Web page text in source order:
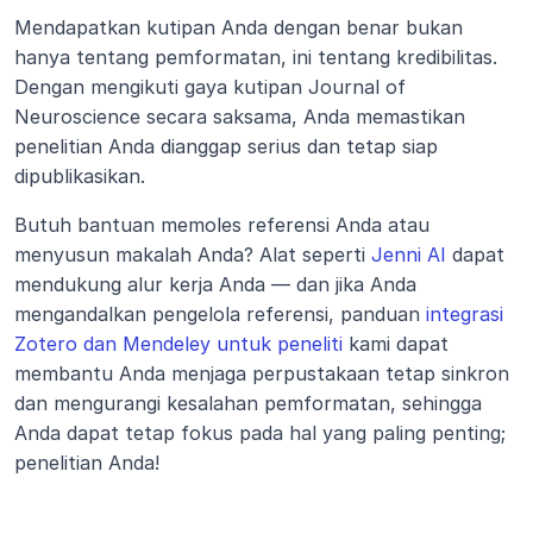
Mendapatkan kutipan Anda dengan benar bukan
hanya tentang pemformatan, ini tentang kredibilitas.
Dengan mengikuti gaya kutipan Journal of
Neuroscience secara saksama, Anda memastikan
penelitian Anda dianggap serius dan tetap siap
dipublikasikan.
Butuh bantuan memoles referensi Anda atau
menyusun makalah Anda? Alat seperti Jenni AI dapat
mendukung alur kerja Anda — dan jika Anda
mengandalkan pengelola referensi, panduan integrasi
Zotero dan Mendeley untuk peneliti kami dapat
membantu Anda menjaga perpustakaan tetap sinkron
dan mengurangi kesalahan pemformatan, sehingga
Anda dapat tetap fokus pada hal yang paling penting;
penelitian Anda!